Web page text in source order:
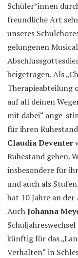
Schüler*innen
freundliche Art
unseres
gelungenen
beigetragen. Als
Therapieabteilung
auf all deinen
mit dabei“ ange-
für ihren
Claudia Deventer
Ruhestand gehen.
insbesondere für
und auch als
hat 10 Jahre an der
AuchJohanna
künftig für das
Verhalten“ in